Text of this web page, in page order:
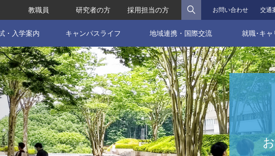
お問い合わせ 交通
教職員 研究者の方 採用担当の方 検索
・入学案内 キャンパスライフ 地域連携・国際交流 就職･キャ